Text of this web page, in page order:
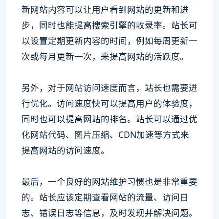
新网站内容可以让用户看到网站的更新和进
步，同时也能提高搜索引擎的收录率。站长可
以设置定期更新内容的时间，例如每周更新一
次或每月更新一次，来提高网站的活跃度。
另外，对于网站访问速度而言，站长也需要进
行优化。访问速度快可以提高用户的体验度，
同时也可以提高网站的排名。站长可以通过优
化网站代码、图片压缩、CDN加速等方式来
提高网站的访问速度。
最后，一个良好的网站维护习惯也是非常重要
的。站长应该定期查看网站的流量、访问日
志、错误日志等信息，及时发现并解决问题。